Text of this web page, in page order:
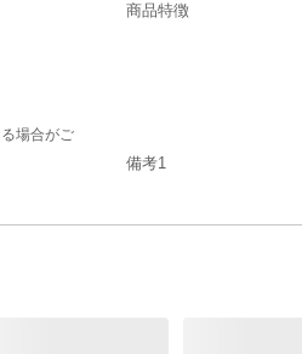
場合がご
商品特徴
備考1